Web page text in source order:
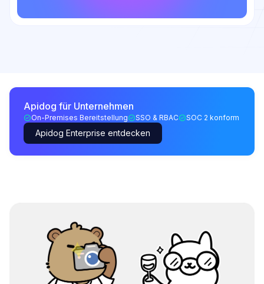
Apidog für Unternehmen
On-Premises Bereitstellung SSO & RBAC SOC 2 konform
Apidog Enterprise entdecken